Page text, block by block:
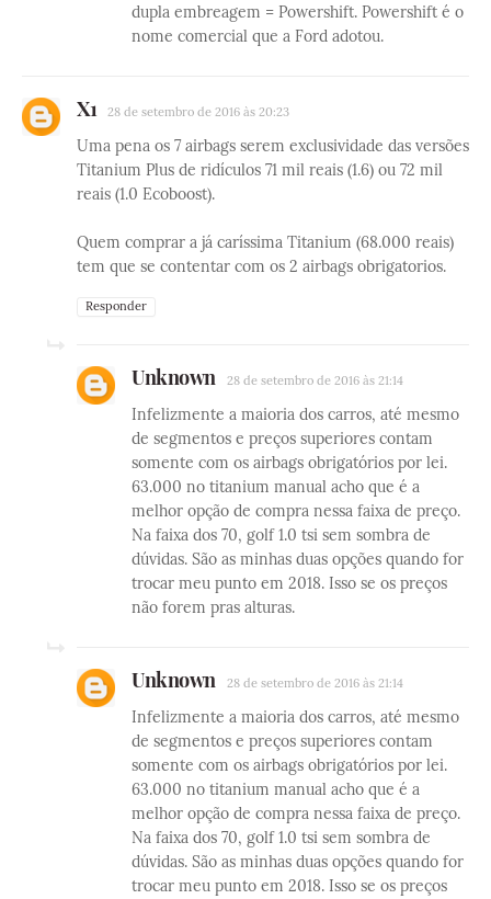
dupla embreagem = Powershift. Powershift é o
nome comercial que a Ford adotou.
X1 28 de setembro de 2016 às 20:23
Uma pena os 7 airbags serem exclusividade das versões
Titanium Plus de ridículos 71 mil reais (1.6) ou 72 mil
reais (1.0 Ecoboost).
Quem comprar a já caríssima Titanium (68.000 reais)
tem que se contentar com os 2 airbags obrigatorios.
Responder
Unknown 28 de setembro de 2016 às 21:14
Infelizmente a maioria dos carros, até mesmo
de segmentos e preços superiores contam
somente com os airbags obrigatórios por lei.
63.000 no titanium manual acho que é a
melhor opção de compra nessa faixa de preço.
Na faixa dos 70, golf 1.0 tsi sem sombra de
dúvidas. São as minhas duas opções quando for
trocar meu punto em 2018. Isso se os preços
não forem pras alturas.
Unknown 28 de setembro de 2016 às 21:14
Infelizmente a maioria dos carros, até mesmo
de segmentos e preços superiores contam
somente com os airbags obrigatórios por lei.
63.000 no titanium manual acho que é a
melhor opção de compra nessa faixa de preço.
Na faixa dos 70, golf 1.0 tsi sem sombra de
dúvidas. São as minhas duas opções quando for
trocar meu punto em 2018. Isso se os preços